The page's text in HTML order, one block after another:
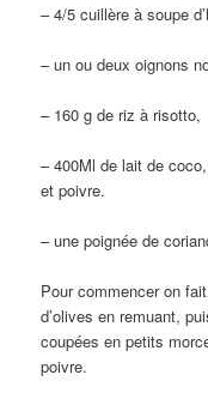
– 4/5 cuillère à soupe
– un ou deux oignons
– 160 g de riz à risotto,
– 400Ml de lait de
et poivre.
– une poignée de
Pour commencer on
d’olives en remuant,
coupées en petits
poivre.